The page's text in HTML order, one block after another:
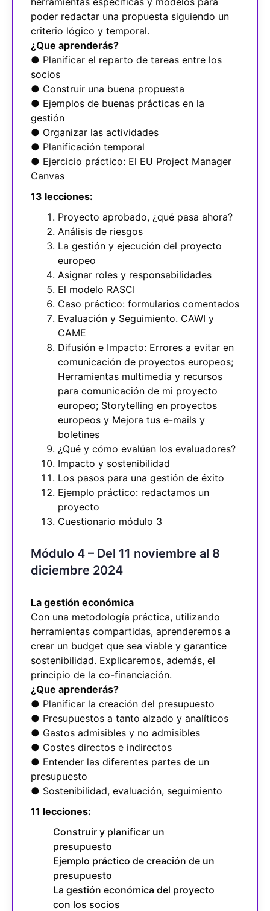
poder redactar una propuesta siguiendo un
criterio lógico y temporal.
¿Que aprenderás?
● Planificar el reparto de tareas entre los
socios
● Construir una buena propuesta
● Ejemplos de buenas prácticas en la
gestión
● Organizar las actividades
● Planificación temporal
● Ejercicio práctico: El EU Project Manager
Canvas
13 lecciones:
Proyecto aprobado, ¿qué pasa ahora?
Análisis de riesgos
La gestión y ejecución del proyecto
europeo
Asignar roles y responsabilidades
El modelo RASCI
Caso práctico: formularios comentados
Evaluación y Seguimiento. CAWI y
CAME
Difusión e Impacto: Errores a evitar en
comunicación de proyectos europeos;
Herramientas multimedia y recursos
para comunicación de mi proyecto
europeo; Storytelling en proyectos
europeos y Mejora tus e-mails y
boletines
¿Qué y cómo evalúan los evaluadores?
Impacto y sostenibilidad
Los pasos para una gestión de éxito
Ejemplo práctico: redactamos un
proyecto
Cuestionario módulo 3
Módulo 4 – Del 11 noviembre al 8
diciembre 2024
La gestión económica
Con una metodología práctica, utilizando
herramientas compartidas, aprenderemos a
crear un budget que sea viable y garantice
sostenibilidad. Explicaremos, además, el
principio de la co-financiación.
¿Que aprenderás?
● Planificar la creación del presupuesto
● Presupuestos a tanto alzado y analíticos
● Gastos admisibles y no admisibles
● Costes directos e indirectos
● Entender las diferentes partes de un
presupuesto
● Sostenibilidad, evaluación, seguimiento
11 lecciones:
Construir y planificar un
presupuesto
Ejemplo práctico de creación de un
presupuesto
La gestión económica del proyecto
con los socios